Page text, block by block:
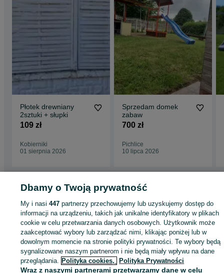
Płotek drewniany
2sztuki + słupki
109 zł
Kobierniki
01 sierpnia 2026
Sprzedam domek
zabaw
700 zł
Pichlice
10 lipca 2026
Altany i wiaty - Śląskie Altany i wiaty - Aleksandria Druga
KATEGORIA
ID:909903950 Wyświetlenia:
Dbamy o Twoją prywatność
My i nasi447 partnerzy przechowujemy lub uzyskujemy dostęp do
informacji na urządzeniu, takich jak unikalne identyfikatory w plikach
cookie w celu przetwarzania danych osobowych. Użytkownik może
zaakceptować wybory lub zarządzać nimi, klikając poniżej lub w
dowolnym momencie na stronie polityki prywatności. Te wybory będą
sygnalizowane naszym partnerom i nie będą miały wpływu na dane
przeglądania. Polityka cookies, Polityka Prywatności
Wraz z naszymi partnerami przetwarzamy dane w celu